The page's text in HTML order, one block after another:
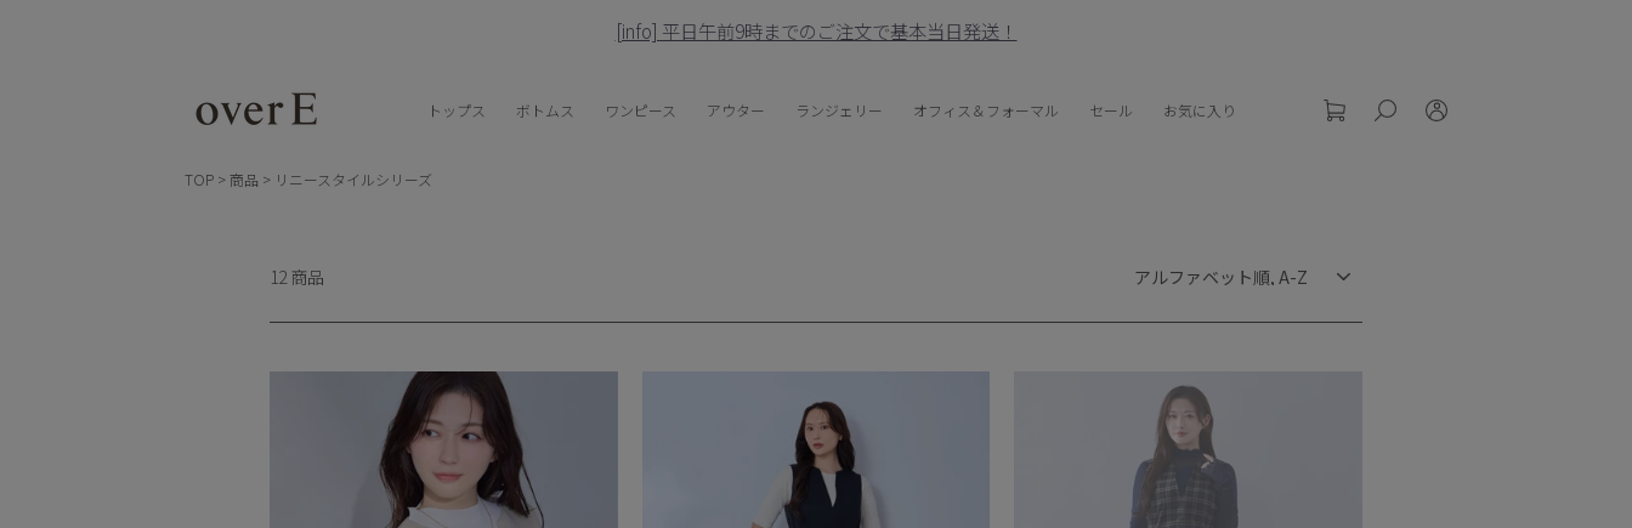
[500円OFF] 公式LINEご登録でクーポンプレゼント！
トップス ボトムス ワンピース アウター ランジェリー オフィス＆フォーマル セール
お気に入り
検索 ログイン
TOP >商品 > リニースタイルシリーズ
12 商品
ソ